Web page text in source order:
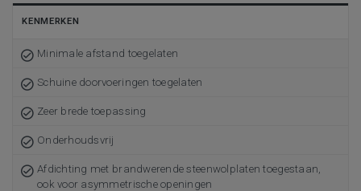
KENMERKEN
Minimale afstand toegelaten
Schuine doorvoeringen toegelaten
Zeer brede toepassing
Onderhoudsvrij
Afdichting met brandwerende steenwolplaten toegestaan,
ook voor asymmetrische openingen